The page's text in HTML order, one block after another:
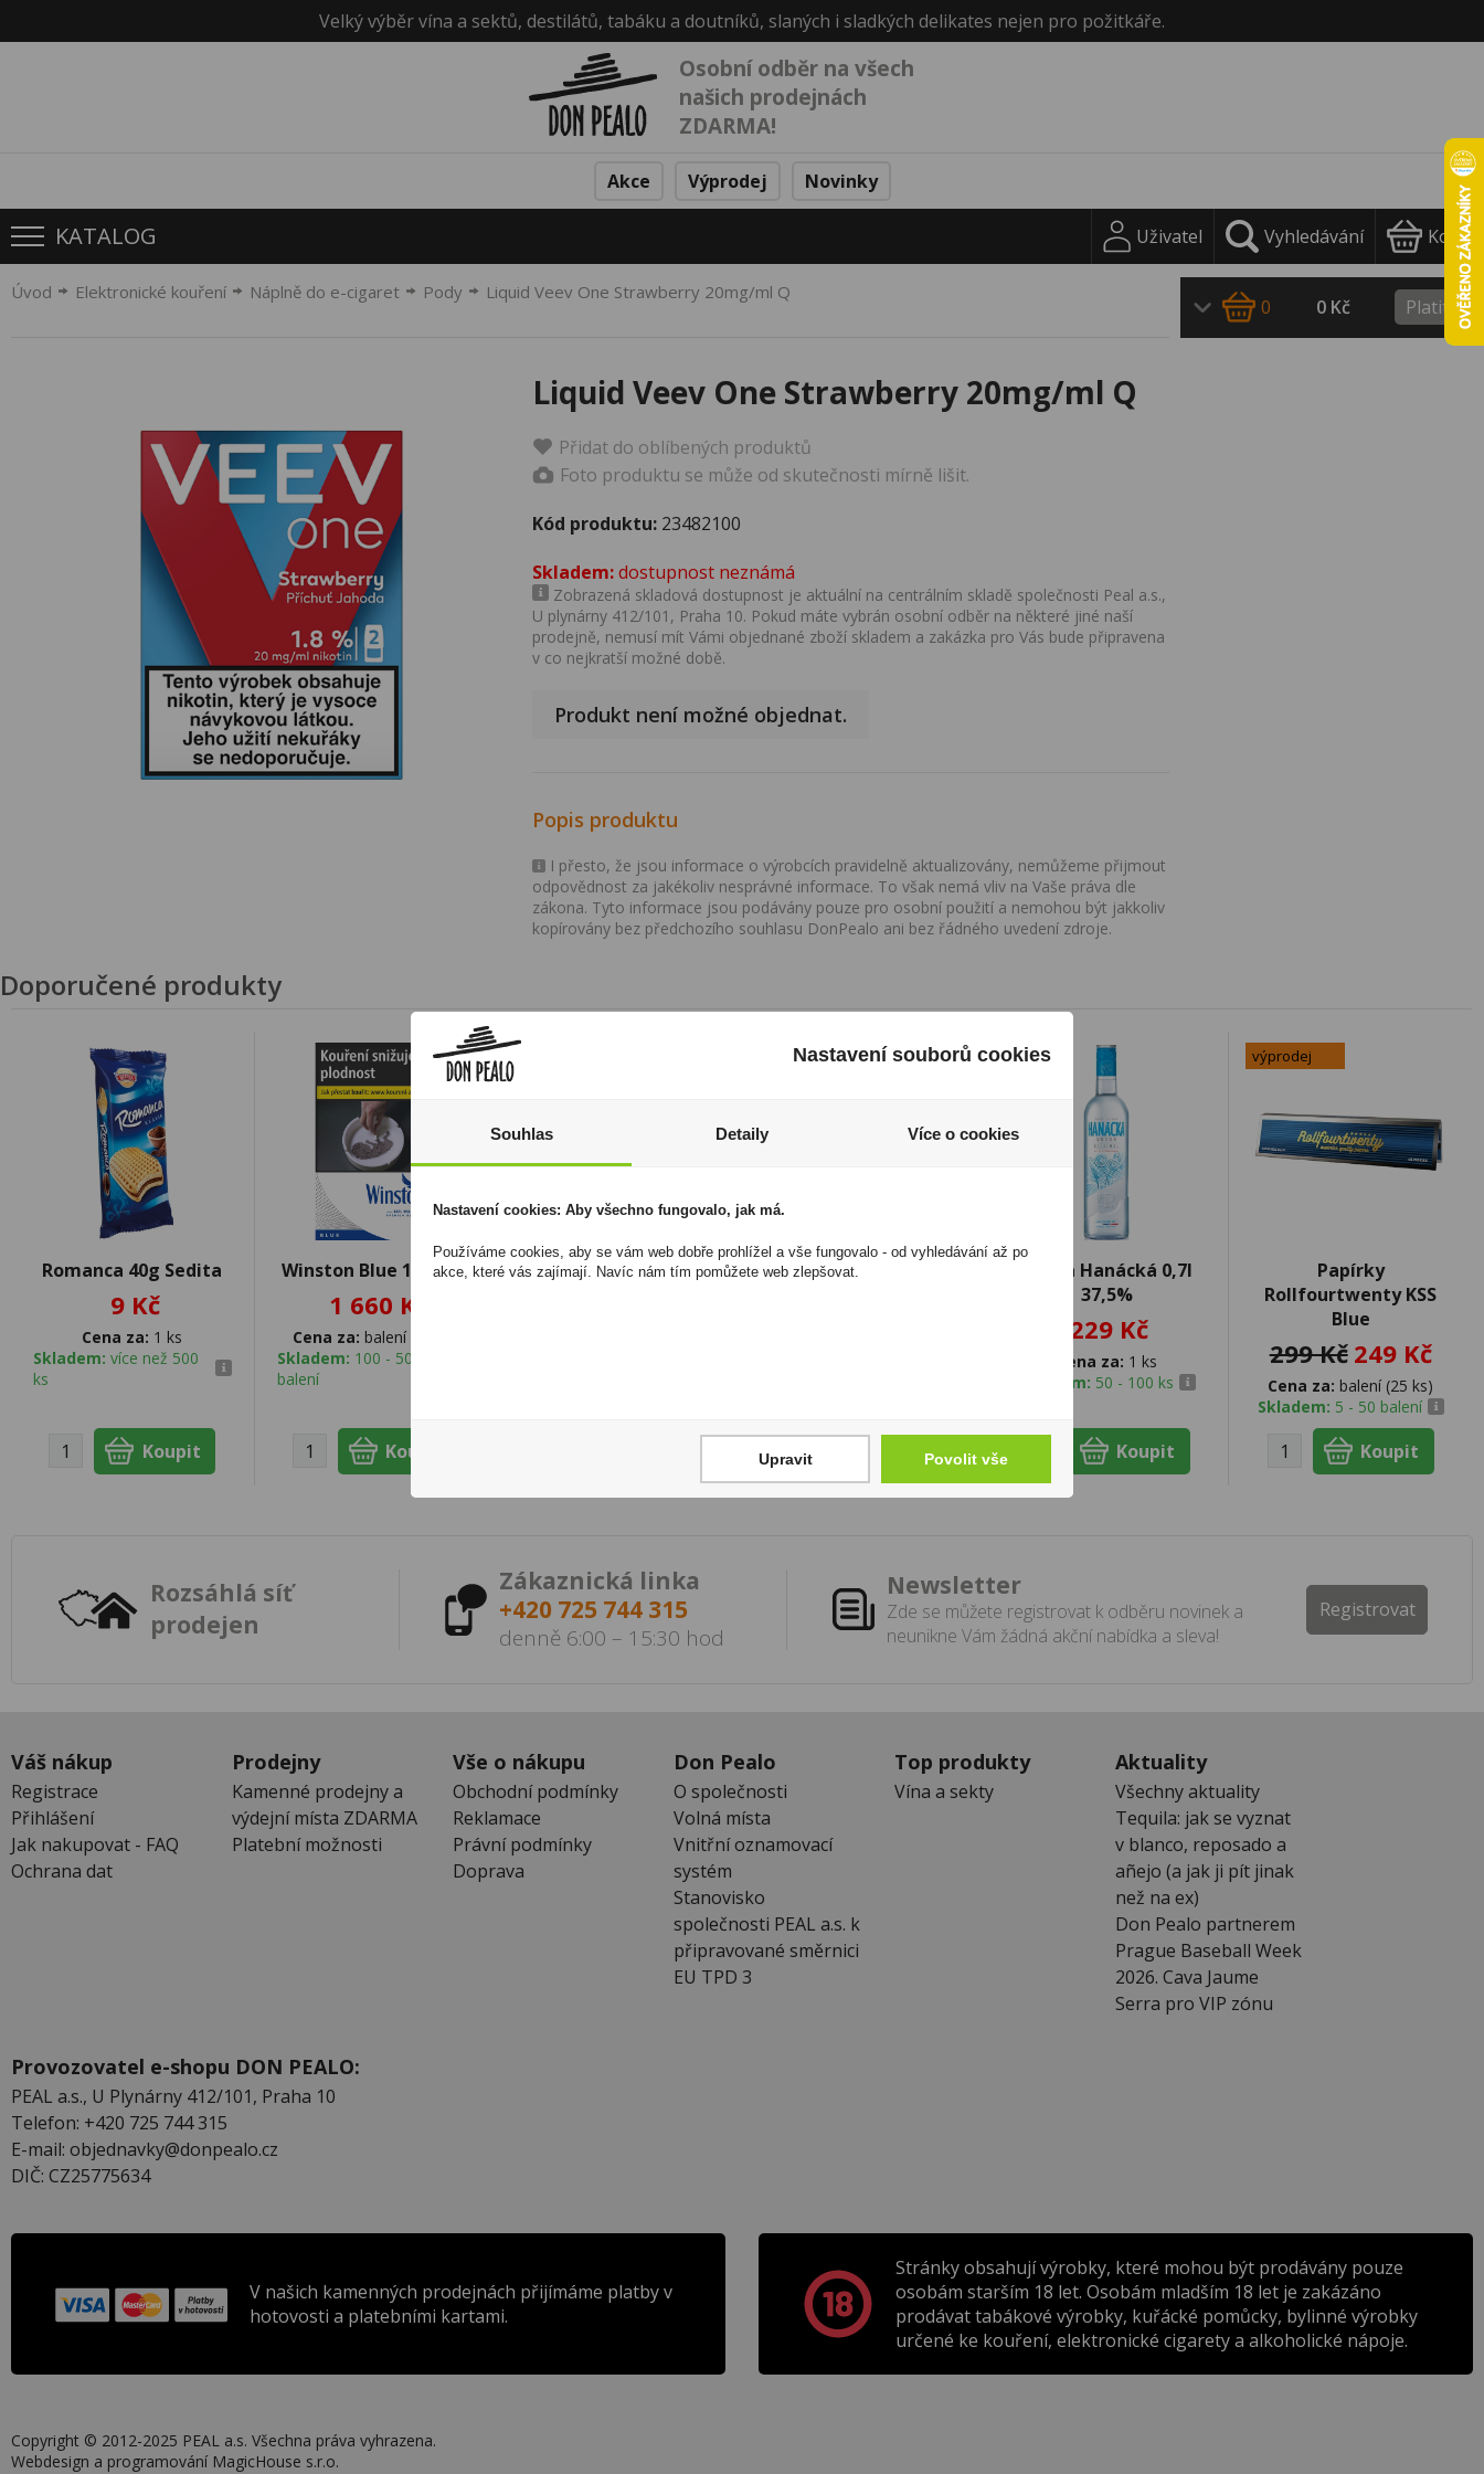
Velký výběr vína a sektů, destilátů, tabáku a doutníků, slaných i sladkých delikates nejen pro požitkáře.
Osobní odběr na všech
našich prodejnách
ZDARMA!
Akce Výprodej Novinky
KATALOG Uživatel Vyhledávání Košík
Úvod Elektronické kouření Náplně do e-cigaret Pody Liquid Veev One Strawberry 20mg/ml Q
Liquid Veev One Strawberry 20mg/ml Q
Přidat do oblíbených produktů
Foto produktu se může od skutečnosti mírně lišit.
Kód produktu: 23482100
Skladem:dostupnost neznámá
Zobrazená skladová dostupnost je aktuální na centrálním skladě společnosti Peal a.s.,
U plynárny 412/101, Praha 10. Pokud máte vybrán osobní odběr na některé jiné naší
prodejně, nemusí mít Vámi objednané zboží skladem a zakázka pro Vás bude připravena
v co nejkratší možné době.
Produkt není možné objednat.
Popis produktu
I přesto, že jsou informace o výrobcích pravidelně aktualizovány, nemůžeme přijmout
odpovědnost za jakékoliv nesprávné informace. To však nemá vliv na Vaše práva dle
zákona. Tyto informace jsou podávány pouze pro osobní použití a nemohou být jakkoliv
kopírovány bez předchozího souhlasu DonPealo ani bez řádného uvedení zdroje.
0 0 Kč Platit
Doporučené produkty
Romanca 40g Sedita
9 Kč
Cena za: 1 ks
Skladem: více než 500
ks
Winston Blue 166Kč U
1 660 Kč
Cena za: balení (10 ks)
Skladem: 100 - 500
balení
Don Fernando Slávky v
Zapalovač Clipper
Vodka Hanácká 0,7l
37,5%
229 Kč
Cena za: 1 ks
Skladem: 50 - 100 ks
výprodej
Papírky
Rollfourtwenty KSS
Blue
299 Kč 249 Kč
Cena za: balení (25 ks)
Skladem: 5 - 50 balení
Rozsáhlá síť
prodejen
Zákaznická linka
+420 725 744 315
denně 6:00 – 15:30 hod
Newsletter
Zde se můžete registrovat k odběru novinek a
neunikne Vám žádná akční nabídka a sleva!
Registrovat
Váš nákup
Registrace
Přihlášení
Jak nakupovat - FAQ
Ochrana dat
Prodejny
Kamenné prodejny a
výdejní místa ZDARMA
Platební možnosti
Vše o nákupu
Obchodní podmínky
Reklamace
Právní podmínky
Doprava
Don Pealo
O společnosti
Volná místa
Vnitřní oznamovací
systém
Stanovisko
společnosti PEAL a.s. k
připravované směrnici
EU TPD 3
Top produkty
Vína a sekty
Aktuality
Všechny aktuality
Tequila: jak se vyznat
v blanco, reposado a
añejo (a jak ji pít jinak
než na ex)
Don Pealo partnerem
Prague Baseball Week
2026. Cava Jaume
Serra pro VIP zónu
Provozovatel e-shopu DON PEALO:
PEAL a.s., U Plynárny 412/101, Praha 10
Telefon: +420 725 744 315
E-mail: objednavky@donpealo.cz
DIČ: CZ25775634
V našich kamenných prodejnách přijímáme platby v
hotovosti a platebními kartami.
Stránky obsahují výrobky, které mohou být prodávány pouze
osobám starším 18 let. Osobám mladším 18 let je zakázáno
prodávat tabákové výrobky, kuřácké pomůcky, bylinné výrobky
určené ke kouření, elektronické cigarety a alkoholické nápoje.
Copyright © 2012-2025 PEAL a.s. Všechna práva vyhrazena.
Webdesign a programování MagicHouse s.r.o.
Nastavení souborů cookies
Souhlas Detaily Více o cookies
Nastavení cookies: Aby všechno fungovalo, jak má.
Používáme cookies, aby se vám web dobře prohlížel a vše fungovalo - od vyhledávání až po
akce, které vás zajímají. Navíc nám tím pomůžete web zlepšovat.
Upravit Povolit vše